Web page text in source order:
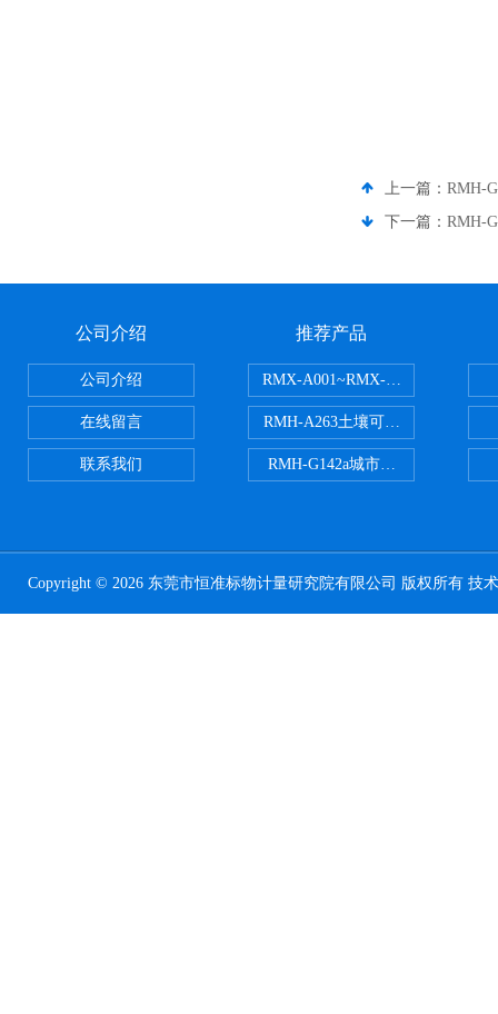
上一篇： RMH-
下一篇： RMH-
公司介绍
公司介绍
在线留言
联系我们
推荐产品
RMX-A001~RMX-A002丙烯酸涂
RMH-A263土壤可交换酸度分析标
RMH-G142a城市污水处理污泥中
Copyright © 2026 东莞市恒准标物计量研究院有限公司 版权所有 技